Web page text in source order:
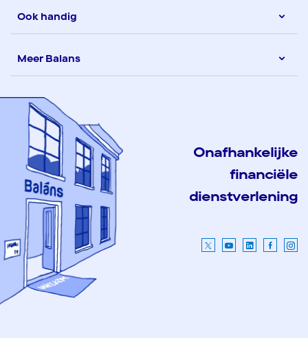
Ook handig
Meer Balans
Onafhankelijke
financiële
dienstverlening